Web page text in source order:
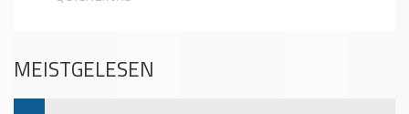
MEISTGELESEN